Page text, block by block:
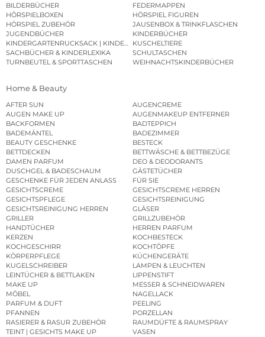
BILDERBÜCHER
FEDERMAPPEN
HÖRSPIELBOXEN
HÖRSPIEL FIGUREN
HÖRSPIEL ZUBEHÖR
JAUSENBOX & TRINKFLASCHEN
JUGENDBÜCHER
KINDERBÜCHER
KINDERGARTENRUCKSACK | KINDERGARTENBEUTEL
KUSCHELTIERE
SACHBÜCHER & KINDERLEXIKA
SCHULTASCHEN
TURNBEUTEL & SPORTTASCHEN
WEIHNACHTSKINDERBÜCHER
Home & Beauty
AFTER SUN
AUGENCREME
AUGEN MAKE UP
AUGENMAKEUP ENTFERNER
BACKFORMEN
BADTEPPICH
BADEMÄNTEL
BADEZIMMER
BEAUTY GESCHENKE
BESTECK
BETTDECKEN
BETTWÄSCHE & BETTBEZÜGE
DAMEN PARFUM
DEO & DEODORANTS
DUSCHGEL & BADESCHAUM
GÄSTETÜCHER
GESCHENKE FÜR JEDEN ANLASS
FÜR SIE
GESICHTSCREME
GESICHTSCREME HERREN
GESICHTSPFLEGE
GESICHTSREINIGUNG
GESICHTSREINIGUNG HERREN
GLÄSER
GRILLER
GRILLZUBEHÖR
HANDTÜCHER
HERREN PARFUM
KERZEN
KOCHBESTECK
KOCHGESCHIRR
KOCHTÖPFE
KÖRPERPFLEGE
KÜCHENGERÄTE
KUGELSCHREIBER
LAMPEN & LEUCHTEN
LEINTÜCHER & BETTLAKEN
LIPPENSTIFT
MAKE UP
MESSER & SCHNEIDWAREN
MÖBEL
NAGELLACK
PARFUM & DUFT
PEELING
PFANNEN
PORZELLAN
RASIERER & RASUR ZUBEHÖR
RAUMDÜFTE & RAUMSPRAY
TEINT | GESICHTS MAKE UP
VASEN